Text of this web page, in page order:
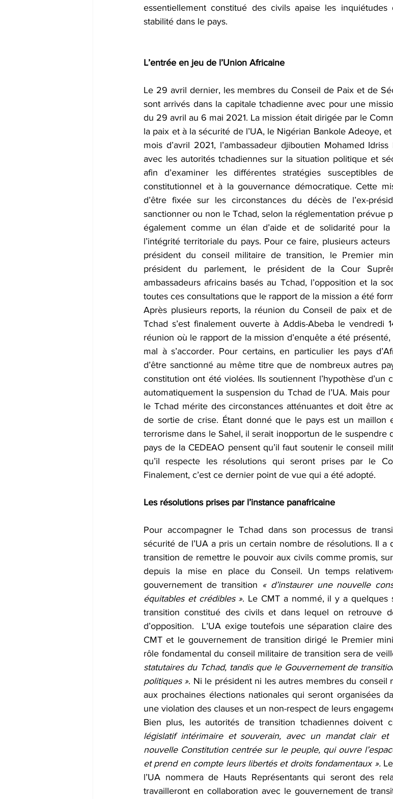
essentiellement constitué des civils apaise les
stabilité dans le pays.
L’entrée en jeu de l’Union Africaine
Le 29 avril dernier, les membres du Conseil de Paix et de
sont arrivés dans la capitale tchadienne avec pour une
du 29 avril au 6 mai 2021. La mission était dirigée par le
la paix et à la sécurité de l’UA, le Nigérian Bankole Adeoye,
mois d’avril 2021, l’ambassadeur djiboutien Mohamed
avec les autorités tchadiennes sur la situation politique et
afin d’examiner les différentes stratégies susceptibles
constitutionnel et à la gouvernance démocratique. Cette
d’être fixée sur les circonstances du décès de l’ex-
sanctionner ou non le Tchad, selon la réglementation prévue
également comme un élan d’aide et de solidarité pour
l’intégrité territoriale du pays. Pour ce faire, plusieurs
président du conseil militaire de transition, le Premier
président du parlement, le président de la Cour
ambassadeurs africains basés au Tchad, l’opposition et la
toutes ces consultations que le rapport de la mission a été
Après plusieurs reports, la réunion du Conseil de paix et
Tchad s’est finalement ouverte à Addis-Abeba le vendredi
réunion où le rapport de la mission d’enquête a été
mal à s’accorder. Pour certains, en particulier les pays
d’être sanctionné au même titre que de nombreux autres
constitution ont été violées. Ils soutiennent l’hypothèse d’un
automatiquement la suspension du Tchad de l’UA. Mais
le Tchad mérite des circonstances atténuantes et doit être
de sortie de crise. Étant donné que le pays est un maillon
terrorisme dans le Sahel, il serait inopportun de le suspendre
pays de la CEDEAO pensent qu’il faut soutenir le conseil
qu’il respecte les résolutions qui seront prises par le
Finalement, c’est ce dernier point de vue qui a été adopté.
Les résolutions prises par l’instance panafricaine
Pour accompagner le Tchad dans son processus de
sécurité de l’UA a pris un certain nombre de résolutions. Il a
transition de remettre le pouvoir aux civils comme promis,
depuis la mise en place du Conseil. Un temps
gouvernement de transition « d’instaurer une nouvelle
équitables et crédibles ». Le CMT a nommé, il y a quelques
transition constitué des civils et dans lequel on retrouve
d’opposition.  L’UA exige toutefois une séparation claire
CMT et le gouvernement de transition dirigé le Premier
rôle fondamental du conseil militaire de transition sera de
statutaires du Tchad, tandis que le Gouvernement de
politiques ». Ni le président ni les autres membres du conseil
aux prochaines élections nationales qui seront organisées
une violation des clauses et un non-respect de leurs
Bien plus, les autorités de transition tchadiennes doivent
législatif intérimaire et souverain, avec un mandat clair
nouvelle Constitution centrée sur le peuple, qui ouvre
et prend en compte leurs libertés et droits fondamentaux ».
l’UA nommera de Hauts Représentants qui seront des
travailleront en collaboration avec le gouvernement de